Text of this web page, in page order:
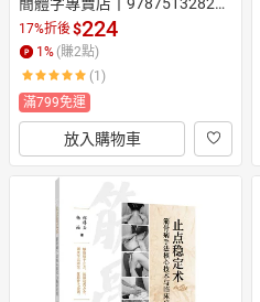
3 (tl2607)
17%折後$224
1 % (賺2點)
(1)
滿799免運
放入購物車